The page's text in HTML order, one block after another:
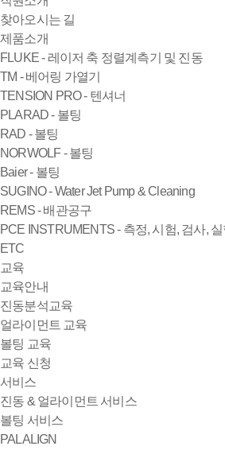
찾아오시는 길
제품소개
FLUKE - 레이저 축 정렬계측기 및 진동
TM - 베어링 가열기
TENSION PRO - 텐셔너
PLARAD - 볼팅
RAD - 볼팅
NORWOLF - 볼팅
Baier - 볼팅
SUGINO - Water Jet Pump & Cleaning
REMS - 배관공구
PCE INSTRUMENTS - 측정, 시험, 검사, 실
ETC
교육
교육안내
진동분석교육
얼라이먼트 교육
볼팅 교육
교육 신청
서비스
진동 & 얼라이먼트 서비스
볼팅 서비스
PALALIGN